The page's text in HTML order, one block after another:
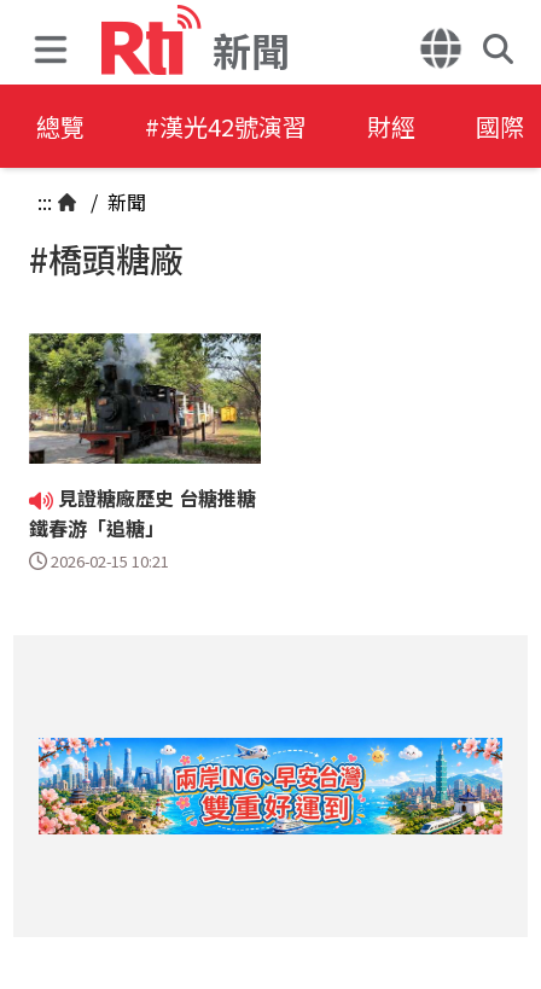
新聞
總覽 #漢光42號演習 財經 國際
::: / 新聞
#橋頭糖廠
見證糖廠歷史 台糖推糖
鐵春游「追糖」
2026-02-15 10:21